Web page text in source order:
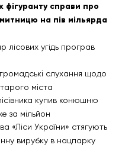
фігуранту справи про
на пів мільярда
лісових угідь програв
слухання щодо
міста
купив конюшню
за мільйон
«Ліси України» стягують
вирубку в нацпарку